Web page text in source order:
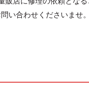
い合わせくださいませ。